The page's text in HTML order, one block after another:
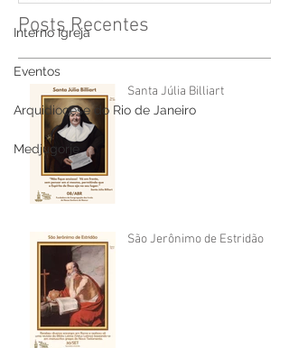
Interno Igreja
Eventos
Arquidiocese do Rio de Janeiro
Medjugorje
Posts Recentes
Santa Júlia Billiart
São Jerônimo de Estridão